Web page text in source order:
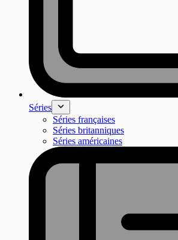
Séries
Séries françaises
Séries britanniques
Séries américaines